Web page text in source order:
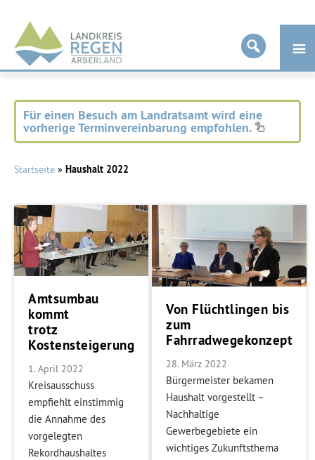
Landkreis
Regen
Für einen Besuch am Landratsamt wird eine
vorherige Terminvereinbarung empfohlen.
Startseite » Haushalt 2022
Amtsumbau
kommt
trotz
Kostensteigerung
1. April 2022
Kreisausschuss
empfiehlt einstimmig
die Annahme des
vorgelegten
Rekordhaushaltes
Von Flüchtlingen bis
zum
Fahrradwegekonzept
28. März 2022
Bürgermeister bekamen
Haushalt vorgestellt –
Nachhaltige
Gewerbegebiete ein
wichtiges Zukunftsthema